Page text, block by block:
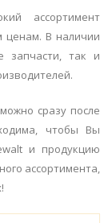
ассортимент
ценам. В наличии
запчасти, так и
сразу после
чтобы Вы
и продукцию
ассортимента,